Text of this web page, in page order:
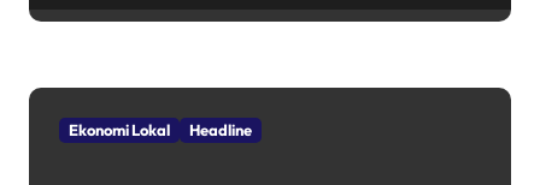
Ekonomi Lokal Headline